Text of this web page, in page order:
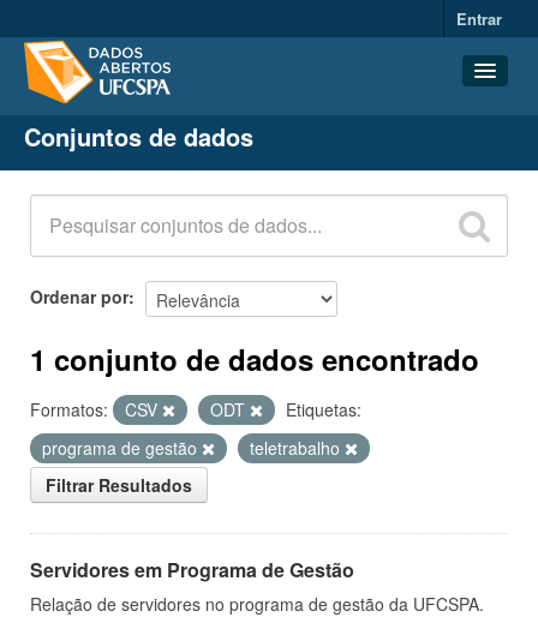
Entrar
Conjuntos de dados
Organizações
Grupos
Sobre
Conjuntos de dados
Ordenar por
1 conjunto de dados encontrado
Formatos: CSV ODT
Etiquetas:
programa de gestão
teletrabalho
Filtrar Resultados
Servidores em Programa de Gestão
Relação de servidores no programa de gestão da UFCSPA.